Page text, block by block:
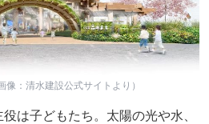
像：清水建設公式サイトより）
は子どもたち。太陽の光や水、